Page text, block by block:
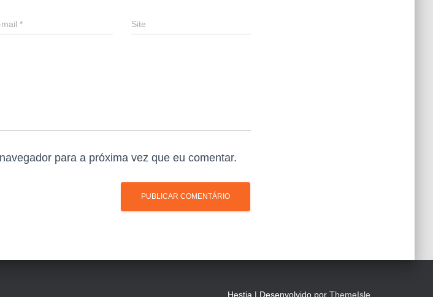
mail* Site
para a próxima vez que eu comentar.
Hestia | Desenvolvido por ThemeIsle